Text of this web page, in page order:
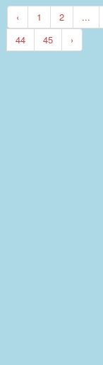
‹ 1 2 ...
44
45 ›